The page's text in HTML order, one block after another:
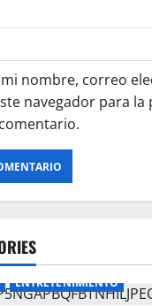
nombre, correo
navegador para la
ENTRETENIMIENTO